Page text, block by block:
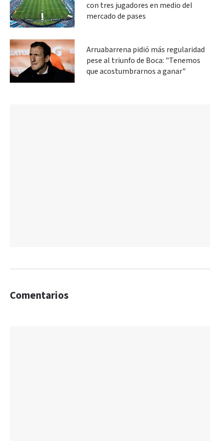
con tres jugadores en medio del
mercado de pases
Arruabarrena pidió más regularidad
pese al triunfo de Boca: "Tenemos
que acostumbrarnos a ganar"
Comentarios